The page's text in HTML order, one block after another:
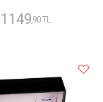
1149 ,90 TL